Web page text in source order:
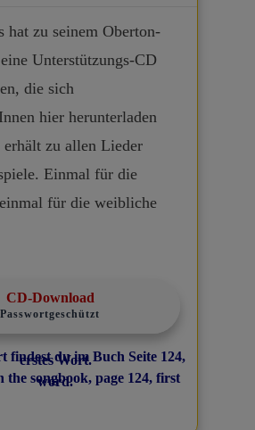
hat zu seinem Oberton-
Unterstützungs-CD
die sich
hier herunterladen
erhält zu allen Lieder
Einmal für die
für die weibliche
CD-Download
Passwortgeschützt
findest du im Buch Seite 124,
erstes Wort.
the songbook, page 124, first
word.